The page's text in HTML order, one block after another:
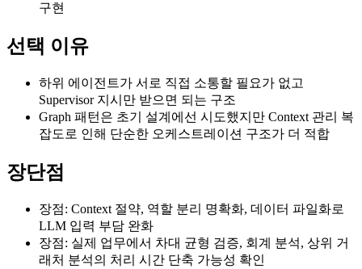
구현
선택 이유
하위 에이전트가 서로 직접 소통할 필요가 없고
Supervisor 지시만 받으면 되는 구조
Graph 패턴은 초기 설계에선 시도했지만 Context 관리 복
잡도로 인해 단순한 오케스트레이션 구조가 더 적합
장단점
장점: Context 절약, 역할 분리 명확화, 데이터 파일화로
LLM 입력 부담 완화
장점: 실제 업무에서 차대 균형 검증, 회계 분석, 상위 거
래처 분석의 처리 시간 단축 가능성 확인